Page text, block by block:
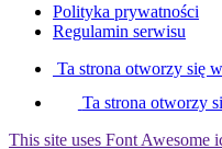
Polityka prywatności
Regulamin serwisu
Ta strona otworzy się
Ta strona otworzy
This site uses Font Awesome